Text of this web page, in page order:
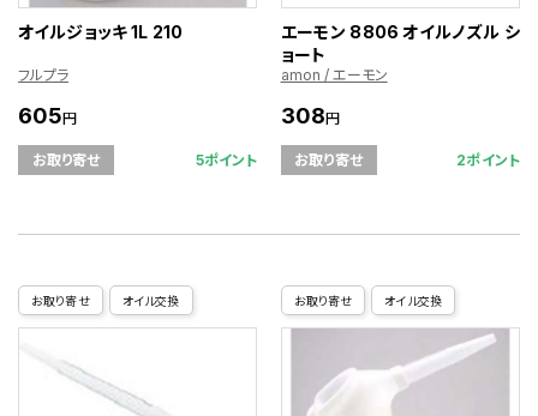
オイルジョッキ 1L 210
フルプラ
605円
お取り寄せ 5ポイント
エーモン 8806 オイルノズル シ
ョート
amon / エーモン
308円
お取り寄せ 2ポイント
お取り寄せ オイル交換 お取り寄せ オイル交換